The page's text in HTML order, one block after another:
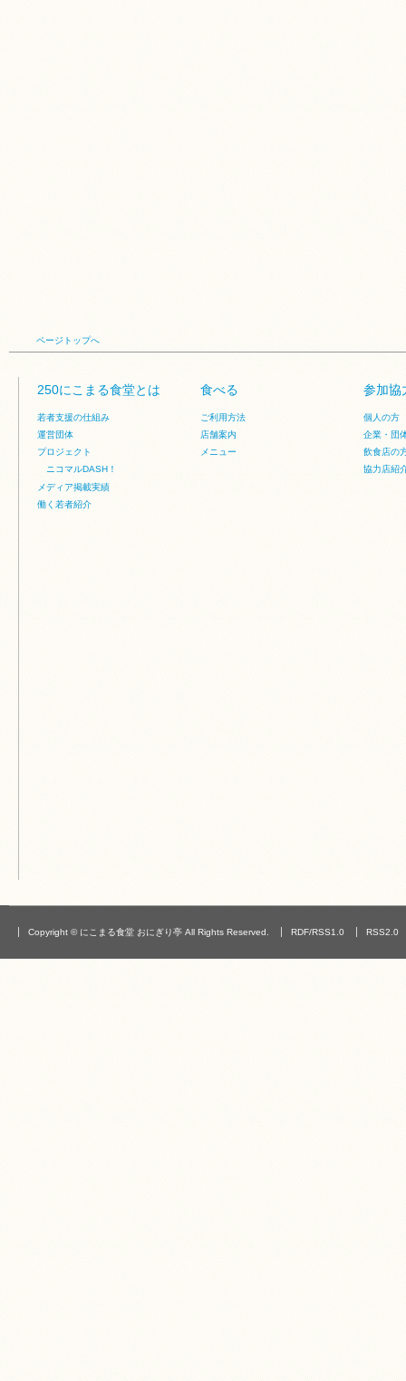
ページトップへ
250にこまる食堂とは
若者支援の仕組み
運営団体
プロジェクト
ニコマルDASH！
メディア掲載実績
働く若者紹介
食べる
ご利用方法
店舗案内
メニュー
参加協
個人の方
企業・団
飲食店の
協力店紹
Copyright © にこまる食堂 おにぎり亭 All Rights Reserved. RDF/RSS1.0 RSS2.0